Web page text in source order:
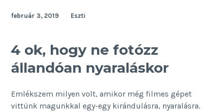
kezdő
február 3, 2019 Eszti
4 ok, hogy ne fotózz
állandóan nyaraláskor
Emlékszem milyen volt, amikor még filmes gépet
vittünk magunkkal egy-egy kirándulásra, nyaralásra.